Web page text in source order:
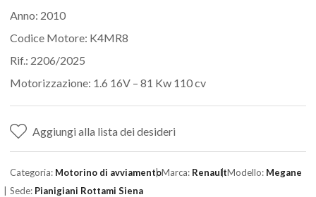
Anno: 2010
Codice Motore: K4MR8
Rif.: 2206/2025
Motorizzazione: 1.6 16V – 81 Kw 110 cv
Aggiungi alla lista dei desideri
Categoria: Motorino di avviamentoMarca: RenaultModello: Megane
Sede: Pianigiani Rottami Siena